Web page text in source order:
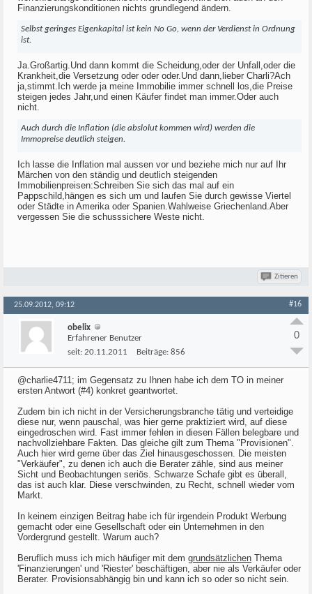
Finanzierungskonditionen nichts grundlegend ändern.
Selbst geringes Eigenkapital ist kein No Go, wenn der Verdienst in Ordnung
ist.
Ja.Großartig.Und dann kommt die Scheidung,oder der Unfall,oder die
Krankheit,die Versetzung oder oder oder.Und dann,lieber Charli?Ach
ja,stimmt.Ich werde ja meine Immobilie immer schnell los,die Preise
steigen jedes Jahr,und einen Käufer findet man immer.Oder auch
nicht.
Auch durch die Inflation (die abslolut kommen wird) werden die
Immopreise deutlich steigen.
Ich lasse die Inflation mal aussen vor und beziehe mich nur auf Ihr
Märchen von den ständig und deutlich steigenden
Immobilienpreisen:Schreiben Sie sich das mal auf ein
Pappschild,hängen es sich um und laufen Sie durch gewisse Viertel
oder Städte in Amerika oder Spanien.Wahlweise Griechenland.Aber
vergessen Sie die schusssichere Weste nicht.
Zitieren
25.09.2012, 09:12 #16
obelix
Erfahrener Benutzer
seit: 20.11.2011 Beiträge: 856
0
@charlie4711; im Gegensatz zu Ihnen habe ich dem TO in meiner
ersten Antwort (#4) konkret geantwortet.
Zudem bin ich nicht in der Versicherungsbranche tätig und verteidige
diese nur, wenn pauschal, was hier gerne praktiziert wird, auf diese
eingedroschen wird. Fast immer fehlen in diesen Fällen belegbare und
nachvollziehbare Fakten. Das gleiche gilt zum Thema "Provisionen".
Auch hier wird gerne über das Ziel hinausgeschossen. Die meisten
"Verkäufer", zu denen ich auch die Berater zähle, sind aus meiner
Sicht und Beobachtungen seriös. Schwarze Schafe gibt es überall,
das ist auch klar. Diese verschwinden, zu Recht, schnell wieder vom
Markt.
In keinem einzigen Beitrag habe ich für irgendein Produkt Werbung
gemacht oder eine Gesellschaft oder ein Unternehmen in den
Vordergrund gestellt. Warum auch?
Beruflich muss ich mich häufiger mit dem grundsätzlichen Thema
'Finanzierungen' und 'Riester' beschäftigen, aber nie als Verkäufer oder
Berater. Provisionsabhängig bin und kann ich so oder so nicht sein.